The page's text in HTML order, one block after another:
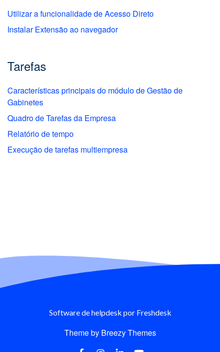
Utilizar a funcionalidade de Acesso Direto
Instalar Extensão ao navegador
Tarefas
Características principais do módulo de Gestão de
Gabinetes
Quadro de Tarefas da Empresa
Relatório de tempo
Execução de tarefas multiempresa
Software de helpdesk por Freshdesk
Theme by Breezy Themes